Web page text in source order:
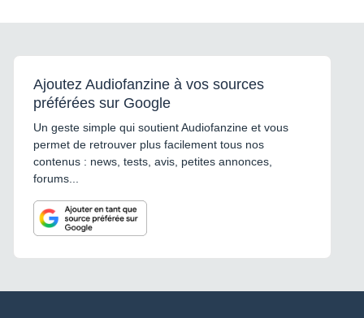
Ajoutez Audiofanzine à vos sources
préférées sur Google
Un geste simple qui soutient Audiofanzine et vous
permet de retrouver plus facilement tous nos
contenus : news, tests, avis, petites annonces,
forums...